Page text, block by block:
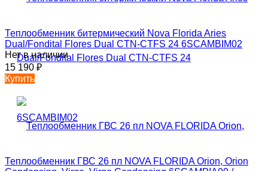
Теплообменник битермический Nova Florida Aries
Dual/Fondital Flores Dual CTN-CTFS 24 6SCAMBIM02
Нет в наличии
15 190 ₽
Купить
Теплообменник ГВС 26 пл NOVA FLORIDA Orion, Orion